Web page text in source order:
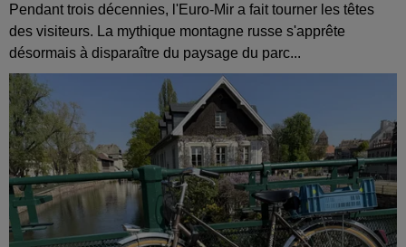
Pendant trois décennies, l'Euro-Mir a fait tourner les têtes
des visiteurs. La mythique montagne russe s'apprête
désormais à disparaître du paysage du parc...